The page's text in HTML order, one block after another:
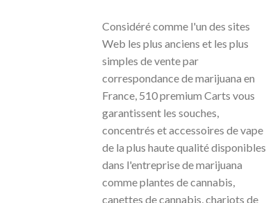
Considéré comme l'un des sites
Web les plus anciens et les plus
simples de vente par
correspondance de marijuana en
France, 510 premium Carts vous
garantissent les souches,
concentrés et accessoires de vape
de la plus haute qualité disponibles
dans l'entreprise de marijuana
comme plantes de cannabis,
canettes de cannabis, chariots de